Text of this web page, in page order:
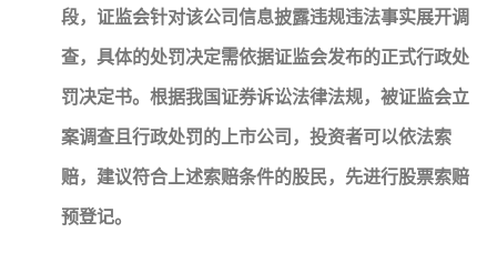
段，证监会针对该公司信息披露违规违法事实展开调
查，具体的处罚决定需依据证监会发布的正式行政处
罚决定书。根据我国证券诉讼法律法规，被证监会立
案调查且行政处罚的上市公司，投资者可以依法索
赔，建议符合上述索赔条件的股民，先进行股票索赔
预登记。